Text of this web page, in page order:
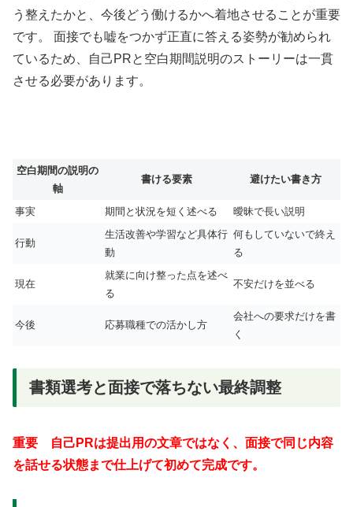
う整えたかと、今後どう働けるかへ着地させることが重要
です。 面接でも嘘をつかず正直に答える姿勢が勧められ
ているため、自己PRと空白期間説明のストーリーは一貫
させる必要があります。
空白期間の説明の
軸
書ける要素 避けたい書き方
事実 期間と状況を短く述べる 曖昧で長い説明
行動
生活改善や学習など具体行
動
何もしていないで終え
る
現在
就業に向け整った点を述べ
る
不安だけを並べる
今後 応募職種での活かし方
会社への要求だけを書
く
書類選考と面接で落ちない最終調整
重要 自己PRは提出用の文章ではなく、面接で同じ内容
を話せる状態まで仕上げて初めて完成です。